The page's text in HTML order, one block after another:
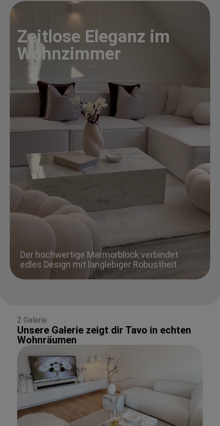
Zeitlose Eleganz im
Wohnzimmer
Der hochwertige Marmorblock verbindet
edles Design mit langlebiger Robustheit.
2 Galerie
Unsere Galerie zeigt dir Tavo in echten
Wohnräumen